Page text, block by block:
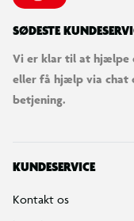
SØDESTE
Vi er klar til at hjælpe
eller få hjælp via chat
betjening.
KUNDESERVICE
Kontakt os